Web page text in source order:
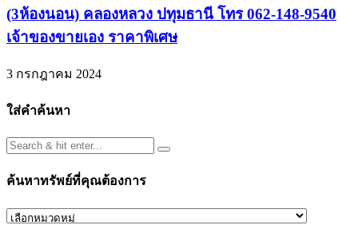
(3ห้องนอน) คลองหลวง ปทุมธานี โทร 062-148-9540
เจ้าของขายเอง ราคาพิเศษ
3 กรกฎาคม 2024
ใส่คำค้นหา
ค้นหาทรัพย์ที่คุณต้องการ
ค้นหา